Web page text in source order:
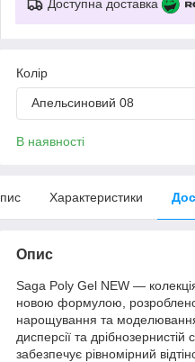
Доступна доставка
Колір
Апельсиновий 08
В наявності
Характеристики
Опис
Saga Poly Gel NEW —
новою формулою,
нарощування та моделювання
дисперсії та дрібнозернистій
забезпечує рівномірний